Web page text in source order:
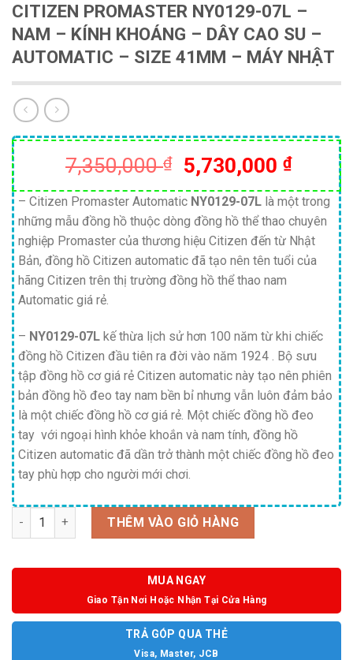
CITIZEN PROMASTER NY0129-07L –
NAM – KÍNH KHOÁNG – DÂY CAO SU –
AUTOMATIC – SIZE 41MM – MÁY NHẬT
7,350,000₫
Giá
gốc
là:
7,350,000 ₫.
5,730,000 ₫Giá
hiện
tại
là:
– Citizen Promaster Automatic NY0129-07L là một trong
những mẫu đồng hồ thuộc dòng đồng hồ thể thao chuyên
nghiệp Promaster của thương hiệu Citizen đến từ Nhật
Bản, đồng hồ Citizen automatic đã tạo nên tên tuổi của
hãng Citizen trên thị trường đồng hồ thể thao nam
Automatic giá rẻ.
– NY0129-07L kế thừa lịch sử hơn 100 năm từ khi chiếc
đồng hồ Citizen đầu tiên ra đời vào năm 1924 . Bộ sưu
tập đồng hồ cơ giá rẻ Citizen automatic này tạo nên phiên
bản đồng hồ đeo tay nam bền bỉ nhưng vẫn luôn đảm bảo
là một chiếc đồng hồ cơ giá rẻ. Một chiếc đồng hồ đeo
tay với ngoại hình khỏe khoắn và nam tính, đồng hồ
Citizen automatic đã dần trở thành một chiếc đồng hồ đeo
tay phù hợp cho người mới chơi.
Số lượng THÊM VÀO GIỎ HÀNG
MUA NGAY
Giao Tận Nơi Hoặc Nhận Tại Cửa Hàng
TRẢ GÓP QUA THẺ
Visa, Master, JCB